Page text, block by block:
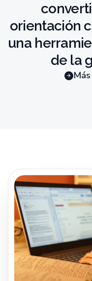
orientación
una
de la